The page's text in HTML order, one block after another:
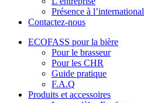
Présence à l’international
Contactez-nous
ECOFASS pour la bière
Pour le brasseur
Pour les CHR
Guide pratique
F.A.Q
Produits et accessoires